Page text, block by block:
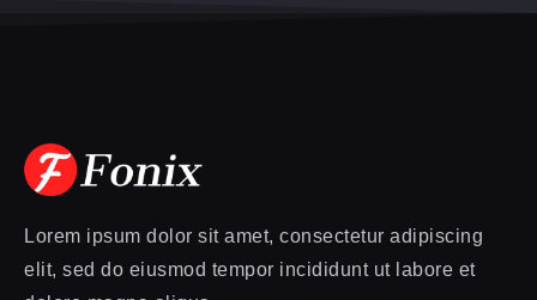
Lorem ipsum dolor sit amet, consectetur adipiscing
elit, sed do eiusmod tempor incididunt ut labore et